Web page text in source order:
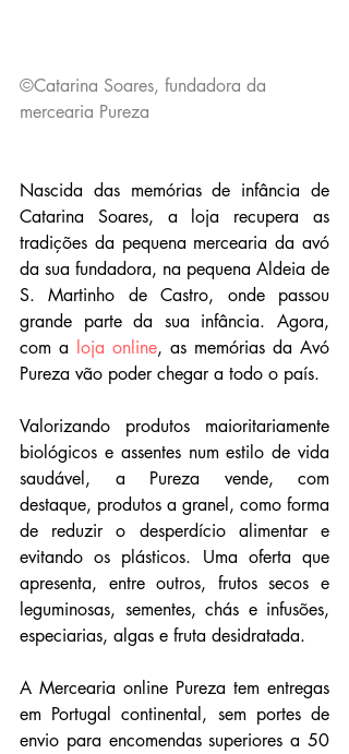
©Catarina Soares, fundadora da
mercearia Pureza
Nascida das memórias de infância de
Catarina Soares, a loja recupera as
tradições da pequena mercearia da avó
da sua fundadora, na pequena Aldeia de
S. Martinho de Castro, onde passou
grande parte da sua infância. Agora,
com a loja online, as memórias da Avó
Pureza vão poder chegar a todo o país.
Valorizando produtos maioritariamente
biológicos e assentes num estilo de vida
saudável, a Pureza vende, com
destaque, produtos a granel, como forma
de reduzir o desperdício alimentar e
evitando os plásticos. Uma oferta que
apresenta, entre outros, frutos secos e
leguminosas, sementes, chás e infusões,
especiarias, algas e fruta desidratada.
A Mercearia online Pureza tem entregas
em Portugal continental, sem portes de
envio para encomendas superiores a 50